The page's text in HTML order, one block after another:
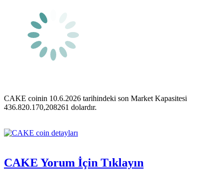
CAKE coinin 10.6.2026 tarihindeki son Market Kapasitesi
436.820.170,208261 dolardır.
CAKE Yorum İçin Tıklayın